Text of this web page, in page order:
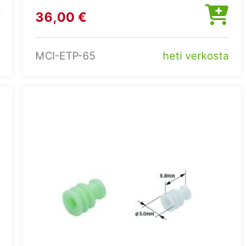
36,00 €
MCI-ETP-65 heti verkosta